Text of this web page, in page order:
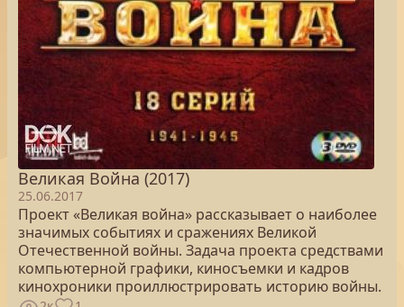
Великая Война (2017)
25.06.2017
Проект «Великая война» рассказывает о наиболее
значимых событиях и сражениях Великой
Отечественной войны. Задача проекта средствами
компьютерной графики, киносъемки и кадров
кинохроники проиллюстрировать историю войны.